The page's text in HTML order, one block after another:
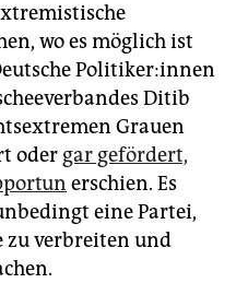
wo es möglich ist
Po­li­ti­ke­r:in­nen
Ditib
Grauen
oder gar gefördert,
erschien. Es
eine Partei,
zu verbreiten und